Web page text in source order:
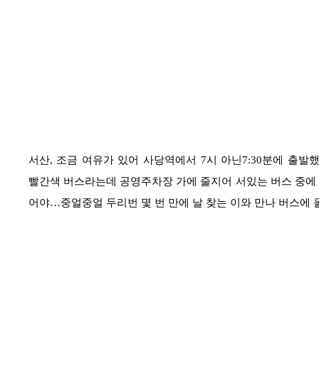
서산, 조금 여유가 있어 사당역에서 7시 아닌 7:30분에 출발
빨간색 버스라는데 공영주차장 가에 줄지어 서있는 버스 중
어야…중얼중얼 두리번 몇 번 만에 날 찾는 이와 만나 버스에